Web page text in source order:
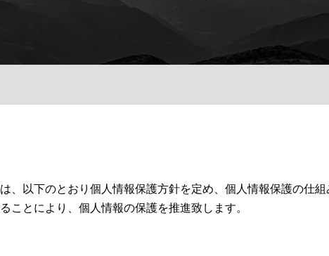
、以下のとおり個人情報保護方針を定め、個人情報保護の仕
ことにより、個人情報の保護を推進致します。